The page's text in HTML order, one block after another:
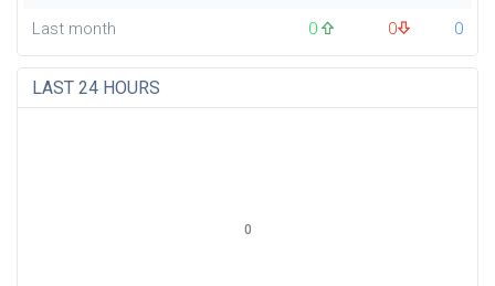
Last month
0 0 0
LAST 24 HOURS
0